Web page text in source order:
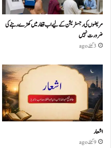
مریضوں کی رجسٹریشن کے لیے اب قطار میں کھڑے رہنے کی
ضرورت نہیں
3 گھنٹے ago
اشعار
9 گھنٹے ago